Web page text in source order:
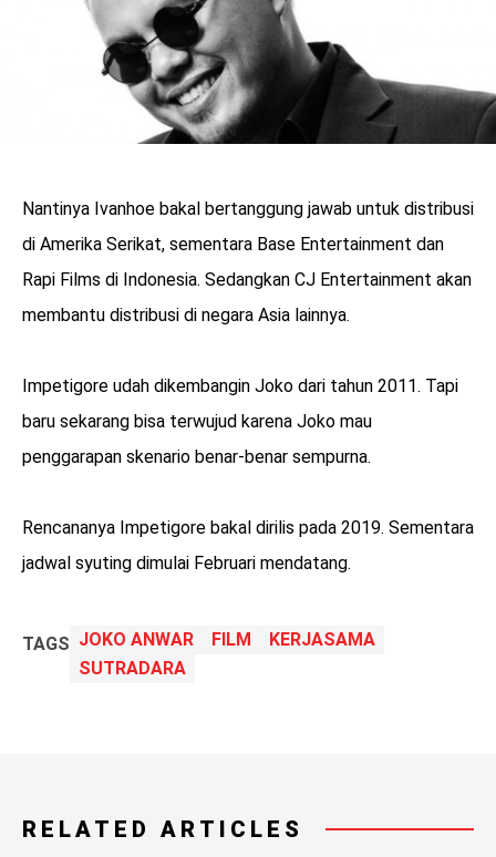
Nantinya Ivanhoe bakal bertanggung jawab untuk distribusi
di Amerika Serikat, sementara Base Entertainment dan
Rapi Films di Indonesia. Sedangkan CJ Entertainment akan
membantu distribusi di negara Asia lainnya.
Impetigore udah dikembangin Joko dari tahun 2011. Tapi
baru sekarang bisa terwujud karena Joko mau
penggarapan skenario benar-benar sempurna.
Rencananya Impetigore bakal dirilis pada 2019. Sementara
jadwal syuting dimulai Februari mendatang.
TAGS JOKO ANWAR FILM
KERJASAMA
SUTRADARA
RELATED ARTICLES